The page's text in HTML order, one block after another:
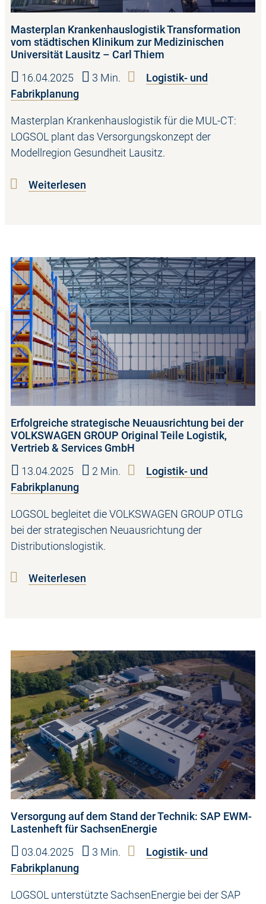
Masterplan Krankenhauslogistik Transformation
vom städtischen Klinikum zur Medizinischen
Universität Lausitz – Carl Thiem
16.04.2025
3 Min.
Logistik- und
Fabrikplanung
Masterplan Krankenhauslogistik für die MUL-CT:
LOGSOL plant das Versorgungskonzept der
Modellregion Gesundheit Lausitz.
Weiterlesen
Erfolgreiche strategische Neuausrichtung bei der
VOLKSWAGEN GROUP Original Teile Logistik,
Vertrieb & Services GmbH
13.04.2025
2 Min.
Logistik- und
Fabrikplanung
LOGSOL begleitet die VOLKSWAGEN GROUP OTLG
bei der strategischen Neuausrichtung der
Distributionslogistik.
Weiterlesen
Versorgung auf dem Stand der Technik: SAP EWM-
Lastenheft für SachsenEnergie
03.04.2025
3 Min.
Logistik- und
Fabrikplanung
LOGSOL unterstützte SachsenEnergie bei der SAP